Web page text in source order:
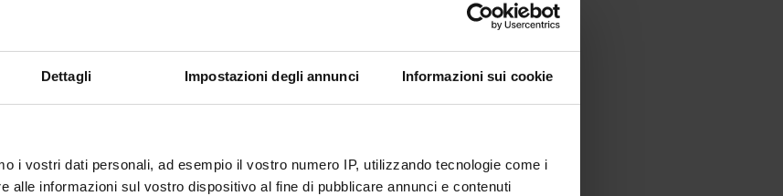
Dettagli Impostazioni degli annunci Informazioni sui cookie
i vostri dati personali, ad esempio il vostro numero IP, utilizzando tecnologie come i
alle informazioni sul vostro dispositivo al fine di pubblicare annunci e contenuti